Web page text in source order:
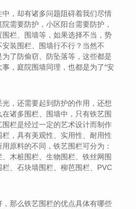
中，却有诸多问题阻碍着我们尽情
需要防护，小区阳台需要防护，
栏、围墙等，如果选择不当，势
装围栏、围墙行不行？当然不
了防偷窃、防坠落等，这些都是
，庭院围墙同理，也都是为了“安
，还需要起到防护的作用，还想
诸多围栏、围墙中，只有铁艺围
栏是经过一定的艺术设计而制作
栏，具有美观性、实用性、耐用性
原料的不同，铁艺围栏可分为：
木桩围栏、生物围栏、铁丝网围
、石块墙围栏、柳芭围栏、PVC
，那么铁艺围栏的优点具体有哪些